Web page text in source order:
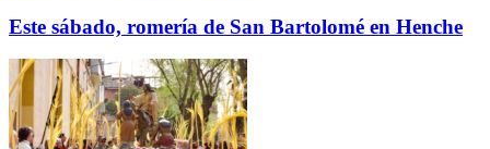
Este sábado, romería de San Bartolomé en Henche